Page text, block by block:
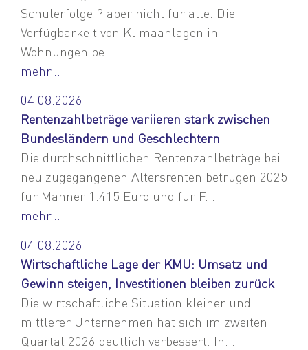
Schulerfolge ? aber nicht für alle. Die
Verfügbarkeit von Klimaanlagen in
Wohnungen be...
mehr...
04.08.2026
Rentenzahlbeträge variieren stark zwischen
Bundesländern und Geschlechtern
Die durchschnittlichen Rentenzahlbeträge bei
neu zugegangenen Altersrenten betrugen 2025
für Männer 1.415 Euro und für F...
mehr...
04.08.2026
Wirtschaftliche Lage der KMU: Umsatz und
Gewinn steigen, Investitionen bleiben zurück
Die wirtschaftliche Situation kleiner und
mittlerer Unternehmen hat sich im zweiten
Quartal 2026 deutlich verbessert. In...